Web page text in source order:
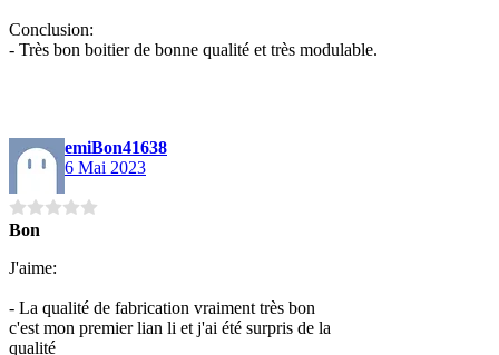
Conclusion:
- Très bon boitier de bonne qualité et très modulable.
emiBon41638
6 Mai 2023
Bon
J'aime:
- La qualité de fabrication vraiment très bon
c'est mon premier lian li et j'ai été surpris de la
qualité